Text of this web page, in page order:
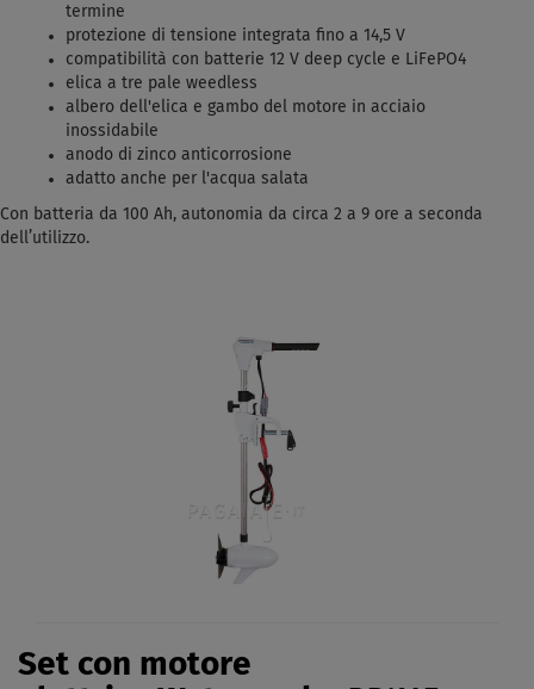
termine
protezione di tensione integrata fino a 14,5 V
compatibilità con batterie 12 V deep cycle e LiFePO4
elica a tre pale weedless
albero dell'elica e gambo del motore in acciaio
inossidabile
anodo di zinco anticorrosione
adatto anche per l'acqua salata
Con batteria da 100 Ah, autonomia da circa 2 a 9 ore a seconda
dell’utilizzo.
Set con motore